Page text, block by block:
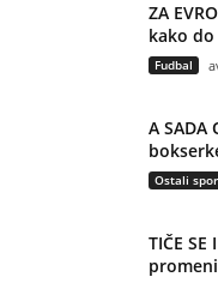
ZA
kako
Fudbal
A SADA
Ostali
TIČE SE